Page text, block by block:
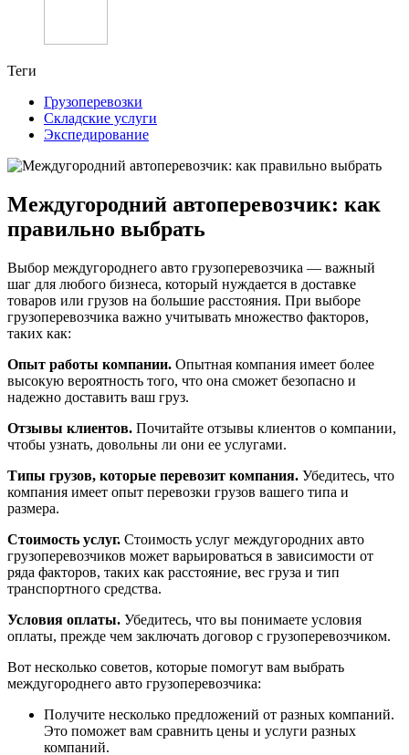
Теги
Грузоперевозки
Складские услуги
Экспедирование
Междугородний автоперевозчик: как
правильно выбрать
Выбор междугороднего авто грузоперевозчика — важный
шаг для любого бизнеса, который нуждается в доставке
товаров или грузов на большие расстояния. При выборе
грузоперевозчика важно учитывать множество факторов,
таких как:
Опыт работы компании. Опытная компания имеет более
высокую вероятность того, что она сможет безопасно и
надежно доставить ваш груз.
Отзывы клиентов. Почитайте отзывы клиентов о компании,
чтобы узнать, довольны ли они ее услугами.
Типы грузов, которые перевозит компания. Убедитесь, что
компания имеет опыт перевозки грузов вашего типа и
размера.
Стоимость услуг. Стоимость услуг междугородних авто
грузоперевозчиков может варьироваться в зависимости от
ряда факторов, таких как расстояние, вес груза и тип
транспортного средства.
Условия оплаты. Убедитесь, что вы понимаете условия
оплаты, прежде чем заключать договор с грузоперевозчиком.
Вот несколько советов, которые помогут вам выбрать
междугороднего авто грузоперевозчика:
Получите несколько предложений от разных компаний.
Это поможет вам сравнить цены и услуги разных
компаний.